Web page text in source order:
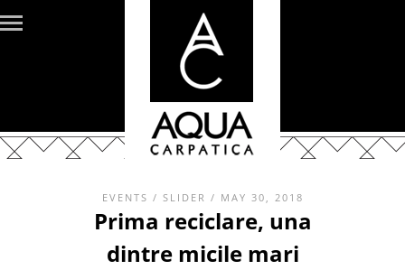
EVENTS / SLIDER / MAY 30, 2018
Prima reciclare, una
dintre micile mari